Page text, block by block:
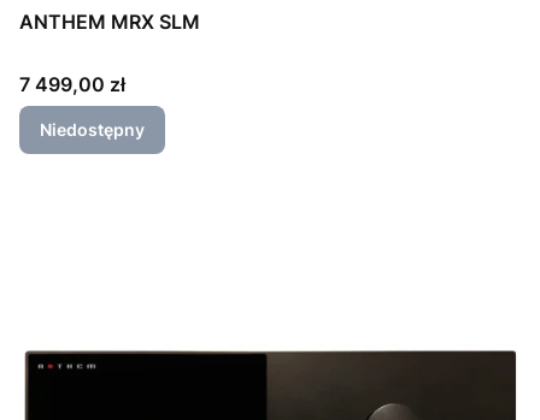
ANTHEM MRX SLM
Cena
7 499,00 zł
Niedostępny